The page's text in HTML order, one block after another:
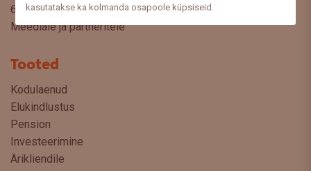
kasutatakse ka kolmanda osapoole küpsiseid.
6310 310
Meediale ja partneritele
Tooted
Kodulaenud
Elukindlustus
Pension
Investeerimine
Ärikliendile